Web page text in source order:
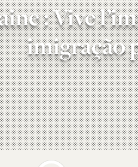
: Vive
imigração